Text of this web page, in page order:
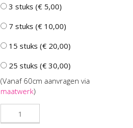
3 stuks (€ 5,00)
7 stuks (€ 10,00)
15 stuks (€ 20,00)
25 stuks (€ 30,00)
(Vanaf 60cm aanvragen via
maatwerk)